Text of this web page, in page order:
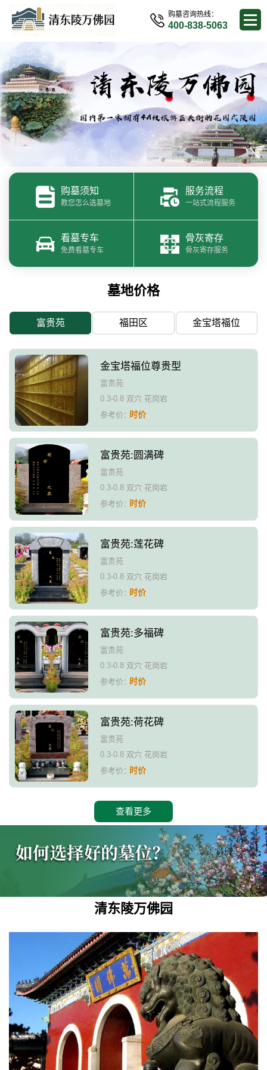
购墓咨询热线：
400-838-5063
购墓须知
教您怎么选墓地
服务流程
一站式流程服务
看墓专车
免费看墓专车
骨灰寄存
骨灰寄存服务
墓地价格
富贵苑 福田区 金宝塔福位
金宝塔福位尊贵型
富贵苑
0.3-0.8 双穴 花岗岩
参考价：时价
富贵苑:圆满碑
富贵苑
0.3-0.8 双穴 花岗岩
参考价：时价
富贵苑:莲花碑
富贵苑
0.3-0.8 双穴 花岗岩
参考价：时价
富贵苑:多福碑
富贵苑
0.3-0.8 双穴 花岗岩
参考价：时价
富贵苑:荷花碑
富贵苑
0.3-0.8 双穴 花岗岩
参考价：时价
查看更多
清东陵万佛园